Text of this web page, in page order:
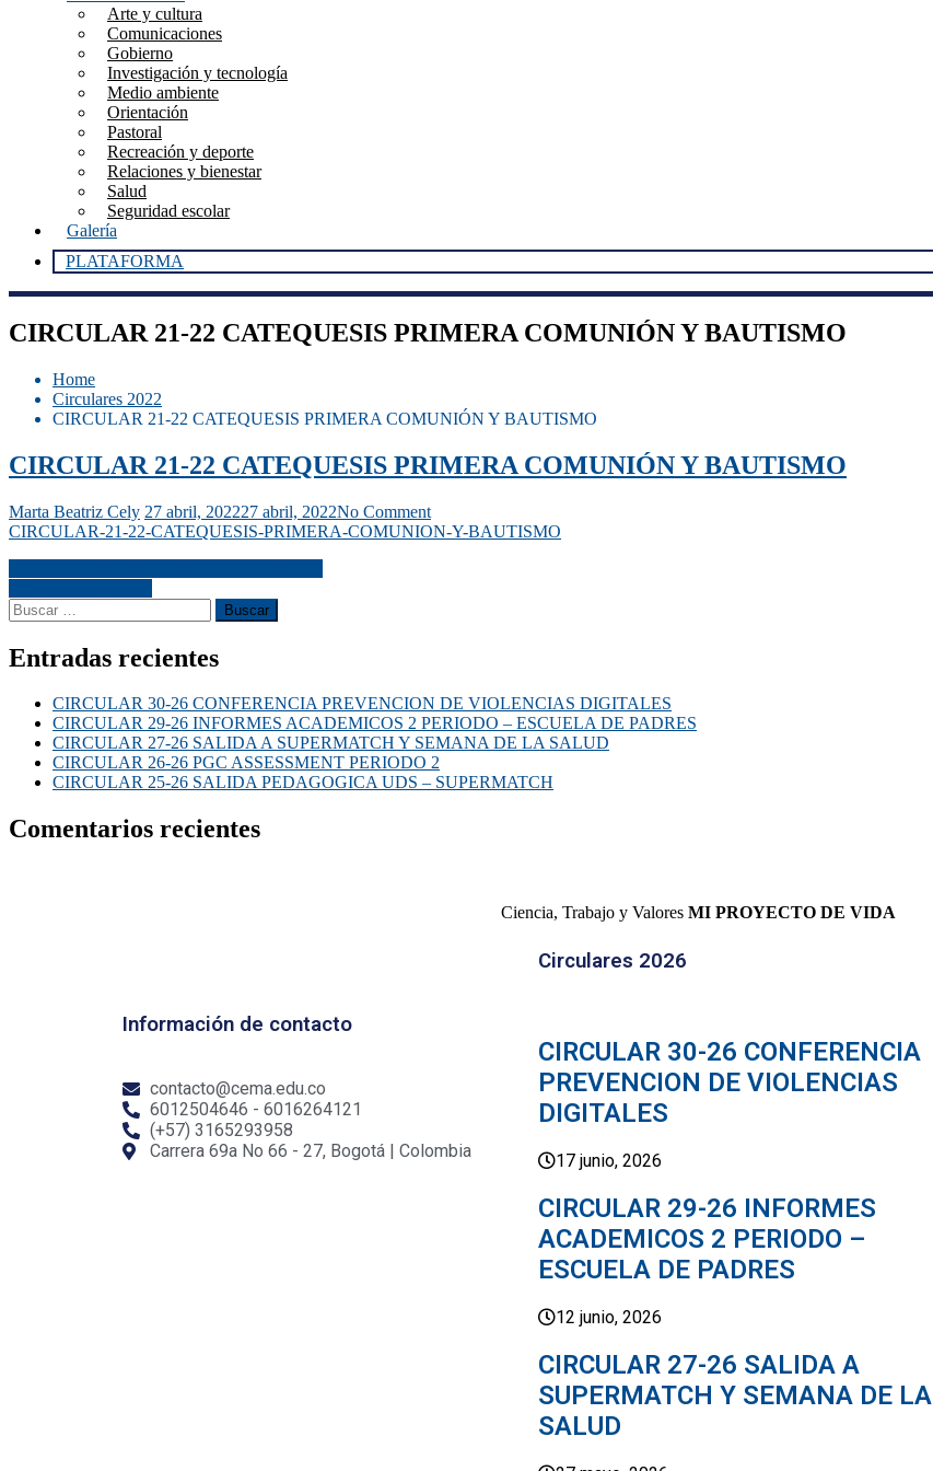
Arte y cultura
Comunicaciones
Gobierno
Investigación y tecnología
Medio ambiente
Orientación
Pastoral
Recreación y deporte
Relaciones y bienestar
Salud
Seguridad escolar
Galería
PLATAFORMA
CIRCULAR 21-22 CATEQUESIS PRIMERA COMUNIÓN Y BAUTISMO
Home
Circulares 2022
CIRCULAR 21-22 CATEQUESIS PRIMERA COMUNIÓN Y BAUTISMO
CIRCULAR 21-22 CATEQUESIS PRIMERA COMUNIÓN Y BAUTISMO
Marta Beatriz Cely 27 abril, 202227 abril, 2022No Comment
CIRCULAR-21-22-CATEQUESIS-PRIMERA-COMUNION-Y-BAUTISMO
Entradas recientes
CIRCULAR 30-26 CONFERENCIA PREVENCION DE VIOLENCIAS DIGITALES
CIRCULAR 29-26 INFORMES ACADEMICOS 2 PERIODO – ESCUELA DE PADRES
CIRCULAR 27-26 SALIDA A SUPERMATCH Y SEMANA DE LA SALUD
CIRCULAR 26-26 PGC ASSESSMENT PERIODO 2
CIRCULAR 25-26 SALIDA PEDAGOGICA UDS – SUPERMATCH
Comentarios recientes
Ciencia, Trabajo y ValoresMI PROYECTO DE VIDA
Información de contacto
contacto@cema.edu.co
6012504646 - 6016264121
(+57) 3165293958
Carrera 69a No 66 - 27, Bogotá | Colombia
Circulares 2026
CIRCULAR 30-26 CONFERENCIA
PREVENCION DE VIOLENCIAS
DIGITALES
17 junio, 2026
CIRCULAR 29-26 INFORMES
ACADEMICOS 2 PERIODO –
ESCUELA DE PADRES
12 junio, 2026
CIRCULAR 27-26 SALIDA A
SUPERMATCH Y SEMANA DE LA
SALUD